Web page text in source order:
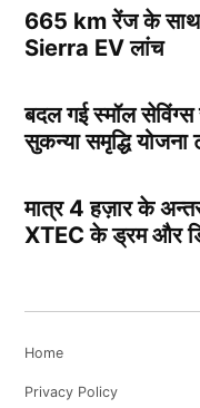
665 km रेंज के
Sierra EV लांच
बदल गई स्मॉल
सुकन्या समृद्धि योजना
मात्र 4 हज़ार के
XTEC के ड्रम और
Home
Privacy Policy